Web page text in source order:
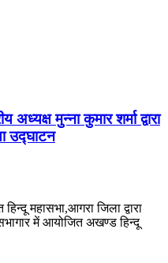
मुन्ना कुमार शर्मा द्वारा
उद्घाटन
महासभा,आगरा जिला द्वारा
में आयोजित अखण्ड हिन्दू